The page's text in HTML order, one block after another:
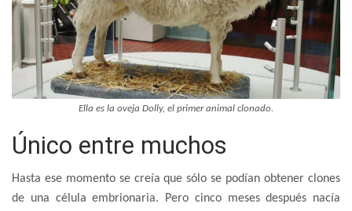
Ella es la oveja Dolly, el primer animal clonado.
Único entre muchos
Hasta ese momento se creía que sólo se podían obtener clones
de una célula embrionaria. Pero cinco meses después nacía